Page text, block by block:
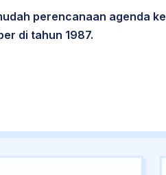
perencanaan agenda
di tahun 1987.